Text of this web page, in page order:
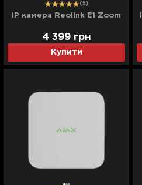
(5)
IP камера Reolink E1 Zoom
Купити
4 399 грн